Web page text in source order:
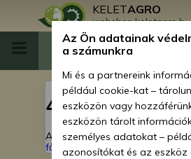
KELETAGRO
webshop.keletagro.hu
404
A keresett oldal nem található!
főoldalra
Az Ön adatainak
a számunkra
Mi és a partnereink
például cookie-kat –
eszközön vagy
eszközön tárolt
személyes adatokat –
azonosítókat és az